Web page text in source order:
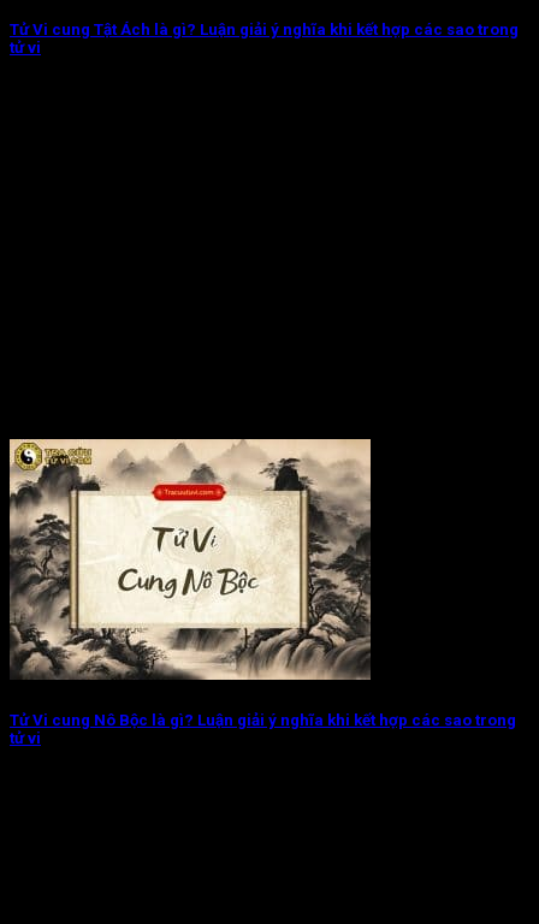
Tử Vi cung Tật Ách là gì? Luận giải ý nghĩa khi kết hợp các sao trong
tử vi
Tử Vi cung Nô Bộc là gì? Luận giải ý nghĩa khi kết hợp các sao trong
tử vi